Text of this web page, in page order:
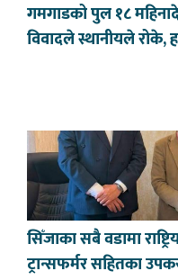
गमगाडको पुल १८
विवादले स्थानीयले रोके,
सिँजाका सबै वडामा
ट्रान्सफर्मर सहितका